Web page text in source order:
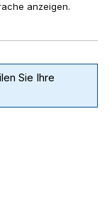
anzeigen.
Sie Ihre